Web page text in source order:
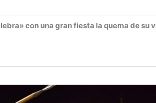
con una gran fiesta la quema de su